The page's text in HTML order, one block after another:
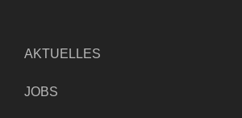
AKTUELLES
JOBS